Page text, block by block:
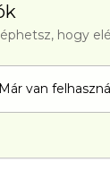
hogy
Már van